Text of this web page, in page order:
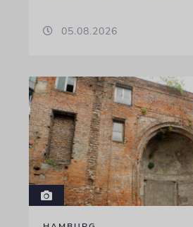
05.08.2026